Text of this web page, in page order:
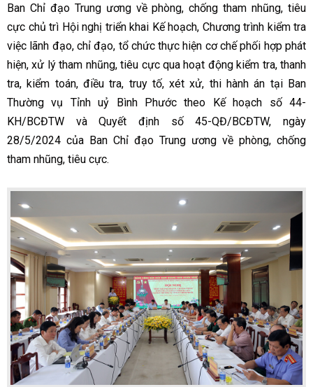
Ban Chỉ đạo Trung ương về phòng, chống tham nhũng, tiêu
cực chủ trì Hội nghị triển khai Kế hoạch, Chương trình kiểm tra
việc lãnh đạo, chỉ đạo, tổ chức thực hiện cơ chế phối hợp phát
hiện, xử lý tham nhũng, tiêu cực qua hoạt động kiểm tra, thanh
tra, kiểm toán, điều tra, truy tố, xét xử, thi hành án tại Ban
Thường vụ Tỉnh uỷ Bình Phước theo Kế hoạch số 44-
KH/BCĐTW và Quyết định số 45-QĐ/BCĐTW, ngày
28/5/2024 của Ban Chỉ đạo Trung ương về phòng, chống
tham nhũng, tiêu cực.